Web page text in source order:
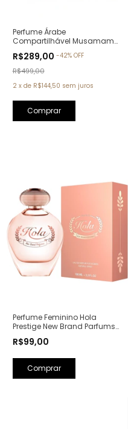
Perfume Árabe
Compartilhável Musamam
Parfum - 100ml
R$289,00 -42% OFF
R$499,00
2 x de R$144,50 sem juros
Perfume Feminino Hola
Prestige New Brand Parfums
Olfativa: Olympéa Paco
R$99,00